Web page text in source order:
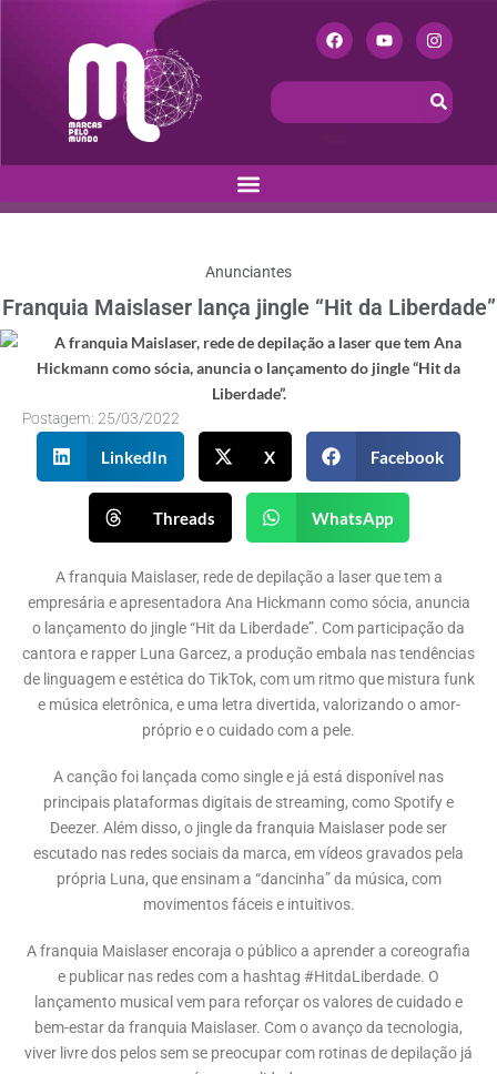
Anunciantes
Franquia Maislaser lança jingle “Hit da Liberdade”
Postagem: 25/03/2022
LinkedIn X Facebook
Threads WhatsApp
A franquia Maislaser, rede de depilação a laser que tem a
empresária e apresentadora Ana Hickmann como sócia, anuncia
o lançamento do jingle “Hit da Liberdade”. Com participação da
cantora e rapper Luna Garcez, a produção embala nas tendências
de linguagem e estética do TikTok, com um ritmo que mistura funk
e música eletrônica, e uma letra divertida, valorizando o amor-
próprio e o cuidado com a pele.
A canção foi lançada como single e já está disponível nas
principais plataformas digitais de streaming, como Spotify e
Deezer. Além disso, o jingle da franquia Maislaser pode ser
escutado nas redes sociais da marca, em vídeos gravados pela
própria Luna, que ensinam a “dancinha” da música, com
movimentos fáceis e intuitivos.
A franquia Maislaser encoraja o público a aprender a coreografia
e publicar nas redes com a hashtag #HitdaLiberdade. O
lançamento musical vem para reforçar os valores de cuidado e
bem-estar da franquia Maislaser. Com o avanço da tecnologia,
viver livre dos pelos sem se preocupar com rotinas de depilação já